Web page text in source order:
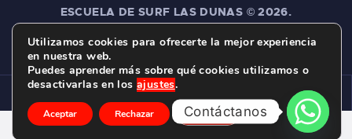
ESCUELA DE SURF LAS DUNAS ©2026.
(ASTURIAS)
Utilizamos cookies para ofrecerte la mejor experiencia
en nuestra web.
Puedes aprender más sobre qué cookies utilizamos o
desactivarlas en los ajustes.
Aceptar Rechazar Ajustes
Contáctanos